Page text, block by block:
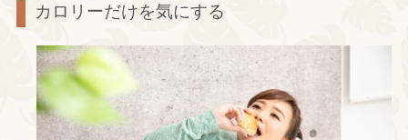
カロリーだけを気にする